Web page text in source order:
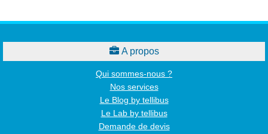
A propos
Qui sommes-nous ?
Nos services
Le Blog by tellibus
Le Lab by tellibus
Demande de devis